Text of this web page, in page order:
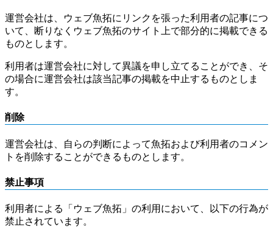
運営会社は、ウェブ魚拓にリンクを張った利用者の記事につ
いて、断りなくウェブ魚拓のサイト上で部分的に掲載できる
ものとします。
利用者は運営会社に対して異議を申し立てることができ、そ
の場合に運営会社は該当記事の掲載を中止するものとしま
す。
削除
運営会社は、自らの判断によって魚拓および利用者のコメン
トを削除することができるものとします。
禁止事項
利用者による「ウェブ魚拓」の利用において、以下の行為が
禁止されています。